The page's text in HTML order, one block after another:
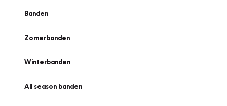
Banden
Zomerbanden
Winterbanden
All season banden